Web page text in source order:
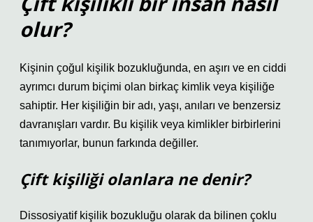
olur?
Kişinin çoğul kişilik bozukluğunda, en aşırı ve en ciddi
ayrımcı durum biçimi olan birkaç kimlik veya kişiliğe
sahiptir. Her kişiliğin bir adı, yaşı, anıları ve benzersiz
davranışları vardır. Bu kişilik veya kimlikler birbirlerini
tanımıyorlar, bunun farkında değiller.
Çift kişiliği olanlara ne denir?
Dissosiyatif kişilik bozukluğu olarak da bilinen çoklu